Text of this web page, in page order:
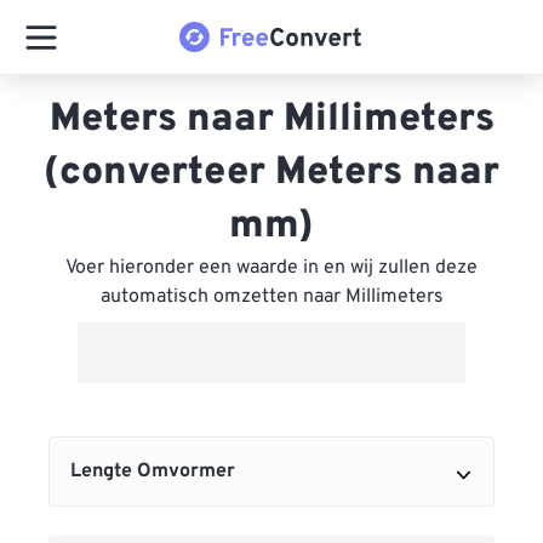
Meters naar Millimeters
(converteer Meters naar
mm)
Voer hieronder een waarde in en wij zullen deze
automatisch omzetten naar Millimeters